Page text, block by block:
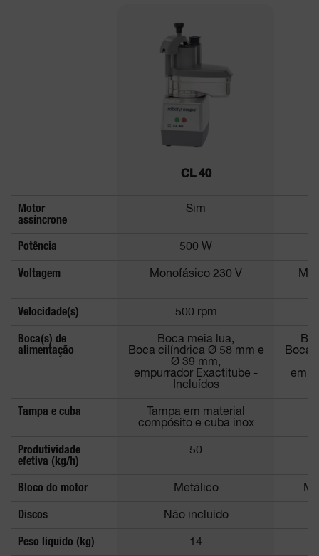
CL 40
Motor
assíncrone
Sim
Potência 500 W
Voltagem Monofásico 230 V
Velocidade(s) 500 rpm
Boca(s) de
alimentação
Boca meia lua,
Boca cilíndrica Ø 58 mm e
Ø 39 mm,
empurrador Exactitube -
Incluídos
Boca
Tampa e cuba
Tampa em material
compósito e cuba inox
Produtividade
efetiva (kg/h)
50
Bloco do motor Metálico
Discos Não incluído
Peso líquido (kg) 14